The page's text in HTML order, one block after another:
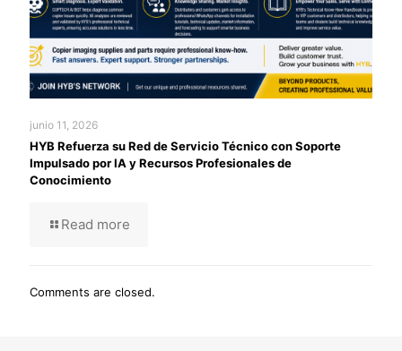
junio 11, 2026
HYB Refuerza su Red de Servicio Técnico con Soporte
Impulsado por IA y Recursos Profesionales de
Conocimiento
Read more
Comments are closed.